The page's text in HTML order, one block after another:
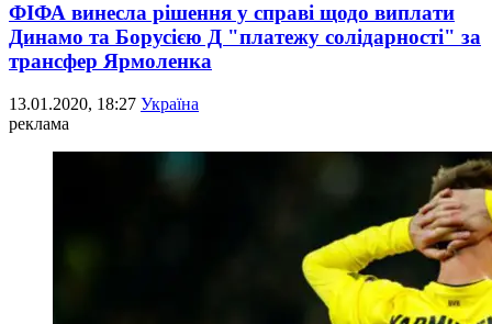
ФІФА винесла рішення у справі щодо виплати
Динамо та Борусією Д "платежу солідарності" за
трансфер Ярмоленка
13.01.2020, 18:27 Україна
реклама